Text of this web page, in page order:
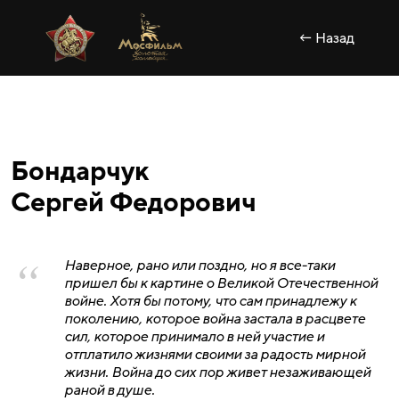
← Назад
Бондарчук
Сергей Федорович
Наверное, рано или поздно, но я все-таки
пришел бы к картине о Великой Отечественной
войне. Хотя бы потому, что сам принадлежу к
поколению, которое война застала в расцвете
сил, которое принимало в ней участие и
отплатило жизнями своими за радость мирной
жизни. Война до сих пор живет незаживающей
раной в душе.